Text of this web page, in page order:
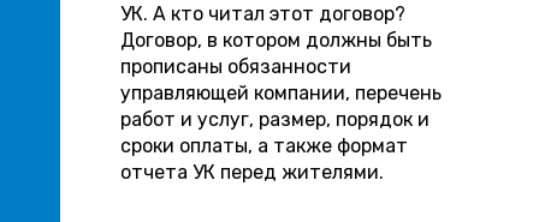
УК. А кто читал этот договор?
Договор, в котором должны быть
прописаны обязанности
управляющей компании, перечень
работ и услуг, размер, порядок и
сроки оплаты, а также формат
отчета УК перед жителями.